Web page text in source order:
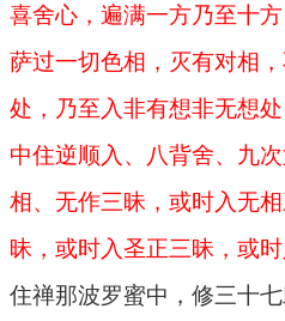
喜舍心，遍满一方乃至十
萨过一切色相，灭有对相
处，乃至入非有想非无想
中住逆顺入、八背舍、九
相、无作三昧，或时入无
昧，或时入圣正三昧，或时
住禅那波罗蜜中，修三十